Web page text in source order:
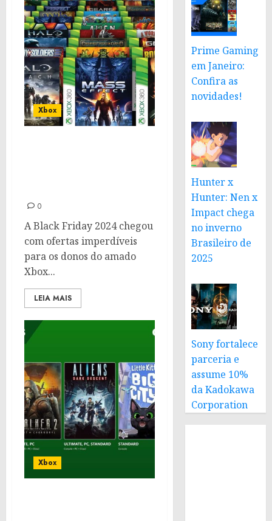
Xbox
0
A Black Friday 2024 chegou
com ofertas imperdíveis
para os donos do amado
Xbox...
LEIA MAIS
Xbox
Prime Gaming
em Janeiro:
Confira as
novidades!
Hunter x
Hunter: Nen x
Impact chega
no inverno
Brasileiro de
2025
Sony fortalece
parceria e
assume 10%
da Kadokawa
Corporation